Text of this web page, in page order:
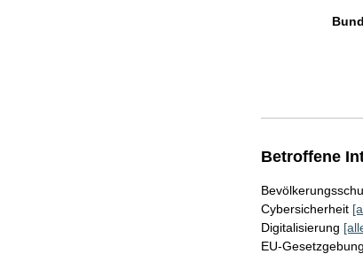
Betroffene
Cybersicherheit
Digitalisierung
EU-Gesetzgebung